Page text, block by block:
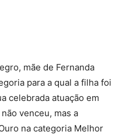
mãe de Fernanda
para a qual a filha foi
celebrada atuação em
venceu, mas a
na categoria Melhor